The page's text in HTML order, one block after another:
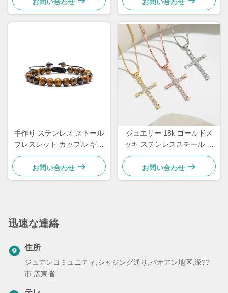
手作り ステンレス ストール
ブレスレット カップル ギフ
ト メンズ 虎の目 石 珠のブレ
スレット
お問い合わせ
ジュエリー 18k ゴールドメ
ッキ ステンレススチール ジ
ュエリー 女性 チョーカー ク
ロス ネックレス 20 インチ
お問い合わせ
迅速な連絡
住所
ジュアンコミュニティ,シャジング通り,バオアン地区,深??
市,広東省